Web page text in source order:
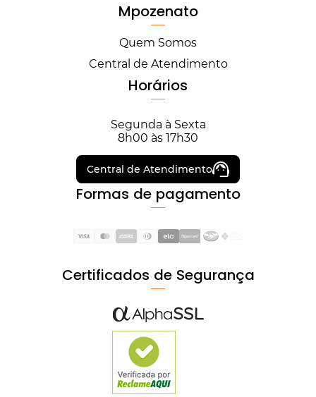
Mpozenato
Quem Somos
Central de Atendimento
Horários
Segunda à Sexta
8h00 às 17h30
Central de Atendimento
Formas de pagamento
Certificados de Segurança